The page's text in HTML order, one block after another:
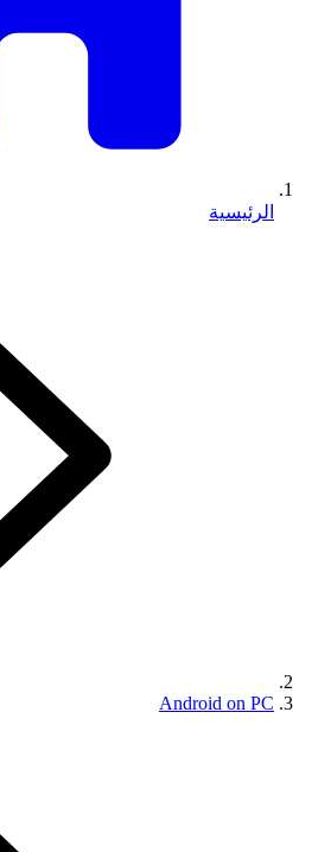
الرئيسية
Android on PC